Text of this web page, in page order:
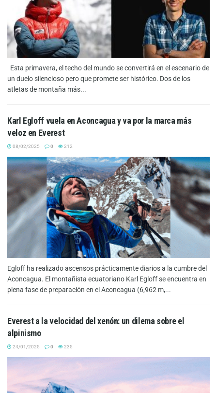
Esta primavera, el techo del mundo se convertirá en el escenario de
un duelo silencioso pero que promete ser histórico. Dos de los
atletas de montaña más...
Karl Egloff vuela en Aconcagua y va por la marca más
veloz en Everest
08/02/2025 0 212
Egloff ha realizado ascensos prácticamente diarios a la cumbre del
Aconcagua. El montañista ecuatoriano Karl Egloff se encuentra en
plena fase de preparación en el Aconcagua (6,962 m,...
Everest a la velocidad del xenón: un dilema sobre el
alpinismo
24/01/2025 0 235